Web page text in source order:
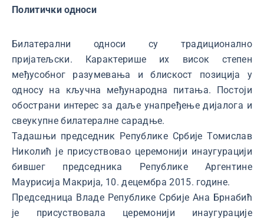
Политички односи
Билатерални односи су традиционално
пријатељски. Карактерише их висок степен
међусобног разумевања и блискост позиција у
односу на кључна међународна питања. Постоји
обострани интерес за даље унапређење дијалога и
свеукупне билатералне сарадње.
Тадашњи председник Републике Србије Томислав
Николић је присуствовао церемонији инаугурацији
бившег председника Републике Аргентине
Маурисија Макрија, 10. децембра 2015. године.
Председница Владе Републике Србије Ана Брнабић
је присуствовала церемонији инаугурације